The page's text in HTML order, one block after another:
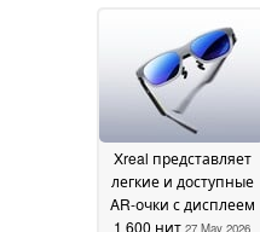
доступно множество
выгодных
предложений18 June
2026
Xreal представляет
легкие и доступные
AR-очки с дисплеем
1 600 нит 27 May 2026